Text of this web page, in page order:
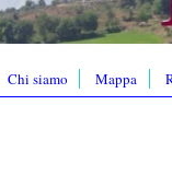
Chi siamo Mappa